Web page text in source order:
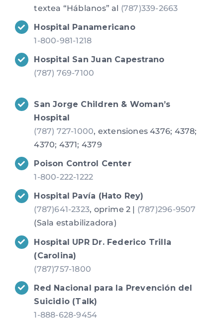
textea “Háblanos” al (787)339-2663
Hospital Panamericano
1-800-981-1218
Hospital San Juan Capestrano
(787) 769-7100
San Jorge Children & Woman’s
Hospital
(787) 727-1000, extensiones 4376; 4378;
4370; 4371; 4379
Poison Control Center
1-800-222-1222
Hospital Pavía (Hato Rey)
(787)641-2323, oprime 2 | (787)296-9507
(Sala estabilizadora)
Hospital UPR Dr. Federico Trilla
(Carolina)
(787)757-1800
Red Nacional para la Prevención del
Suicidio (Talk)
1-888-628-9454